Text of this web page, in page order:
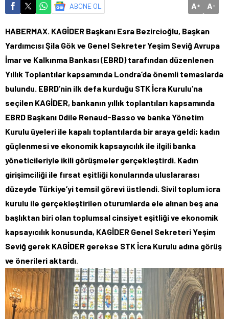
ABONE OL A+ A-
HABERMAX. KAGİDER Başkanı Esra Bezircioğlu, Başkan
Yardımcısı Şila Gök ve Genel Sekreter Yeşim Seviğ Avrupa
İmar ve Kalkınma Bankası (EBRD) tarafından düzenlenen
Yıllık Toplantılar kapsamında Londra’da önemli temaslarda
bulundu. EBRD’nin ilk defa kurduğu STK İcra Kurulu’na
seçilen KAGİDER, bankanın yıllık toplantıları kapsamında
EBRD Başkanı Odile Renaud-Basso ve banka Yönetim
Kurulu üyeleri ile kapalı toplantılarda bir araya geldi; kadın
güçlenmesi ve ekonomik kapsayıcılık ile ilgili banka
yöneticileriyle ikili görüşmeler gerçekleştirdi. Kadın
girişimciliği ile fırsat eşitliği konularında uluslararası
düzeyde Türkiye’yi temsil görevi üstlendi. Sivil toplum icra
kurulu ile gerçekleştirilen oturumlarda ele alınan beş ana
başlıktan biri olan toplumsal cinsiyet eşitliği ve ekonomik
kapsayıcılık konusunda, KAGİDER Genel Sekreteri Yeşim
Seviğ gerek KAGİDER gerekse STK İcra Kurulu adına görüş
ve önerileri aktardı